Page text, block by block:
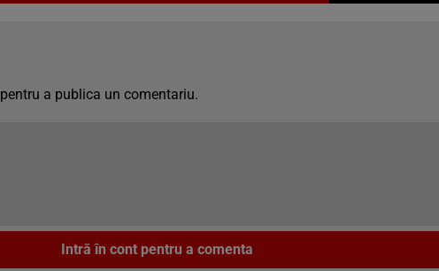
pentru a publica un comentariu.
Intră în cont pentru a comenta